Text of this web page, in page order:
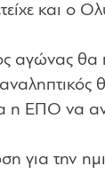
και ο
αγώνας θα
η ΕΠΟ να
για την